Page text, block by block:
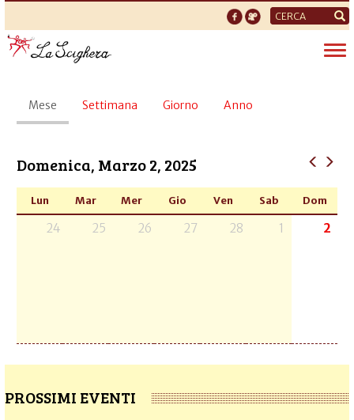
Form
di
ricerca
Schede
primarie
Mese (scheda
attiva)
Settimana Giorno Anno
Domenica, Marzo 2, 2025
Lun Mar Mer Gio Ven Sab Dom
24 25 26 27 28 1 2
PROSSIMI EVENTI